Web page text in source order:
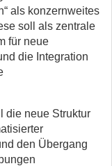
als konzernweites
soll als zentrale
für neue
die Integration
die neue Struktur
den Übergang